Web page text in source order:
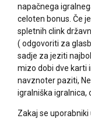
napačnega
celoten bonus. Če
spletnih clink
( odgovoriti za
sadje za jeziti
mizo dobi dve karti
navznoter paziti,
igralniška igralnica,
Zakaj se